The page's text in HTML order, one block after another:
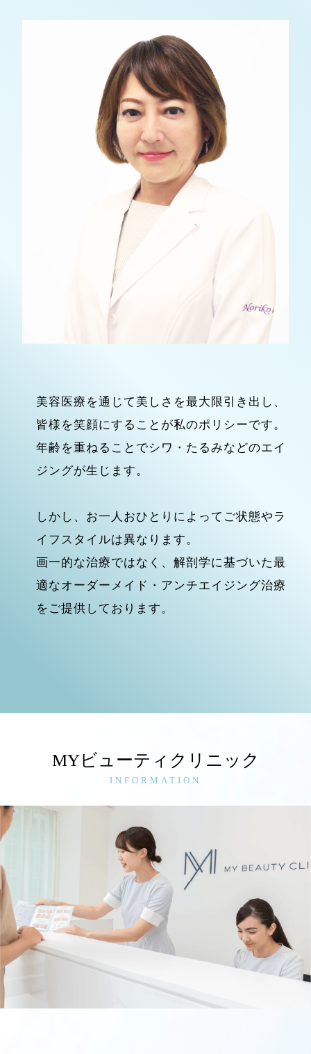
美容医療を通じて美しさを最大限引き出し、
皆様を笑顔にすることが私のポリシーです。
年齢を重ねることでシワ・たるみなどのエイ
ジングが生じます。
しかし、お一人おひとりによってご状態やラ
イフスタイルは異なります。
画一的な治療ではなく、解剖学に基づいた最
適なオーダーメイド・アンチエイジング治療
をご提供しております。
MYビューティクリニック
INFORMATION